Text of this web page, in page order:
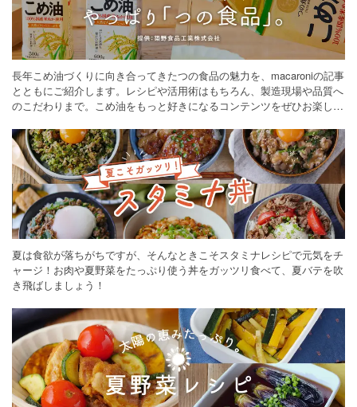
長年こめ油づくりに向き合ってきたつの食品の魅力を、macaroniの記事
とともにご紹介します。レシピや活用術はもちろん、製造現場や品質へ
のこだわりまで。こめ油をもっと好きになるコンテンツをぜひお楽しみ
夏は食欲が落ちがちですが、そんなときこそスタミナレシピで元気をチ
ャージ！お肉や夏野菜をたっぷり使う丼をガッツリ食べて、夏バテを吹
き飛ばしましょう！